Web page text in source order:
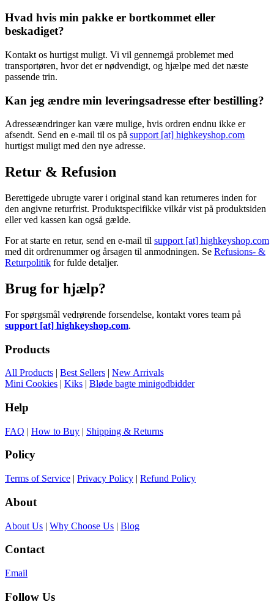
Hvad hvis min pakke er bortkommet eller
beskadiget?
Kontakt os hurtigst muligt. Vi vil gennemgå problemet med
transportøren, hvor det er nødvendigt, og hjælpe med det næste
passende trin.
Kan jeg ændre min leveringsadresse efter bestilling?
Adresseændringer kan være mulige, hvis ordren endnu ikke er
afsendt. Send en e-mail til os på support [at] highkeyshop.com
hurtigst muligt med den nye adresse.
Retur & Refusion
Berettigede ubrugte varer i original stand kan returneres inden for
den angivne returfrist. Produktspecifikke vilkår vist på produktsiden
eller ved kassen kan også gælde.
For at starte en retur, send en e-mail til support [at] highkeyshop.com
med dit ordrenummer og årsagen til anmodningen. Se Refusions- &
Returpolitik for fulde detaljer.
Brug for hjælp?
For spørgsmål vedrørende forsendelse, kontakt vores team på
support [at] highkeyshop.com.
Products
All Products | Best Sellers | New Arrivals
Mini Cookies | Kiks | Bløde bagte minigodbidder
Help
FAQ | How to Buy | Shipping & Returns
Policy
Terms of Service | Privacy Policy | Refund Policy
About
About Us | Why Choose Us | Blog
Contact
Email
Follow Us